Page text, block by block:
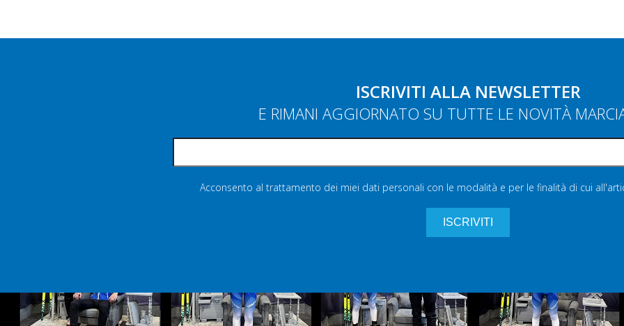
ISCRIVITI ALLA NEWSLETTER
E RIMANI AGGIORNATO SU TUTTE LE NOVITÀ
Acconsento al trattamento dei miei dati personali con le modalità e per le finalità di cui